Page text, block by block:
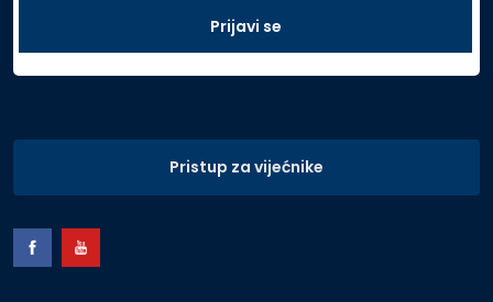
Pristup za vijećnike